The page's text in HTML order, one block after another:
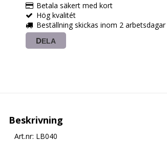
Betala säkert med kort
Hög kvalitét
Beställning skickas inom 2 arbetsdagar
DELA
Beskrivning
Art.nr: LB040